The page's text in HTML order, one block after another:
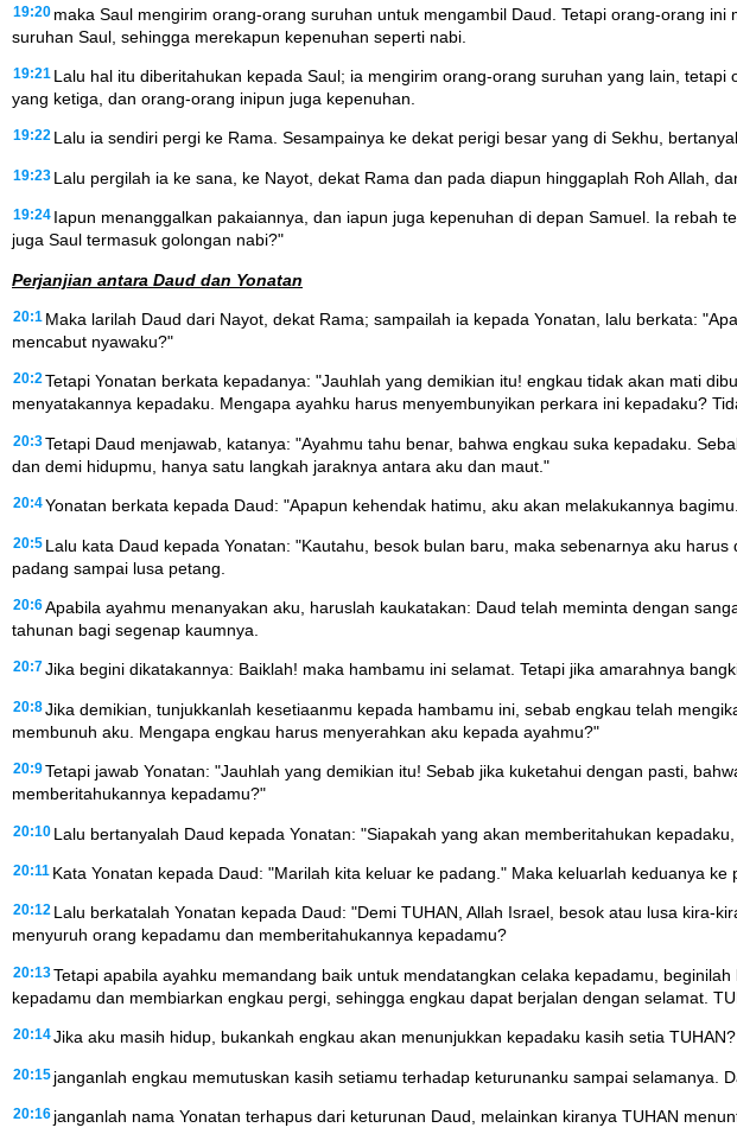
19:20 maka Saul mengirim orang-orang suruhan untuk mengambil Daud. Tetapi orang-orang
suruhan Saul, sehingga merekapun kepenuhan seperti nabi.
19:21 Lalu hal itu diberitahukan kepada Saul; ia mengirim orang-orang suruhan yang lain,
yang ketiga, dan orang-orang inipun juga kepenuhan.
19:22 Lalu ia sendiri pergi ke Rama. Sesampainya ke dekat perigi besar yang di Sekhu,
19:23 Lalu pergilah ia ke sana, ke Nayot, dekat Rama dan pada diapun hinggaplah Roh Allah,
19:24 Iapun menanggalkan pakaiannya, dan iapun juga kepenuhan di depan Samuel. Ia
juga Saul termasuk golongan nabi?"
Perjanjian antara Daud dan Yonatan
20:1 Maka larilah Daud dari Nayot, dekat Rama; sampailah ia kepada Yonatan, lalu berkata:
mencabut nyawaku?"
20:2Tetapi Yonatan berkata kepadanya: "Jauhlah yang demikian itu! engkau tidak akan mati
menyatakannya kepadaku. Mengapa ayahku harus menyembunyikan perkara ini kepadaku?
20:3Tetapi Daud menjawab, katanya: "Ayahmu tahu benar, bahwa engkau suka kepadaku.
dan demi hidupmu, hanya satu langkah jaraknya antara aku dan maut."
20:4Yonatan berkata kepada Daud: "Apapun kehendak hatimu, aku akan melakukannya
20:5 Lalu kata Daud kepada Yonatan: "Kautahu, besok bulan baru, maka sebenarnya aku
padang sampai lusa petang.
20:6Apabila ayahmu menanyakan aku, haruslah kaukatakan: Daud telah meminta dengan
tahunan bagi segenap kaumnya.
20:7 Jika begini dikatakannya: Baiklah! maka hambamu ini selamat. Tetapi jika amarahnya
20:8Jika demikian, tunjukkanlah kesetiaanmu kepada hambamu ini, sebab engkau telah
membunuh aku. Mengapa engkau harus menyerahkan aku kepada ayahmu?"
20:9Tetapi jawab Yonatan: "Jauhlah yang demikian itu! Sebab jika kuketahui dengan pasti,
memberitahukannya kepadamu?"
20:10 Lalu bertanyalah Daud kepada Yonatan: "Siapakah yang akan memberitahukan
20:11 Kata Yonatan kepada Daud: "Marilah kita keluar ke padang." Maka keluarlah keduanya ke
20:12 Lalu berkatalah Yonatan kepada Daud: "Demi TUHAN, Allah Israel, besok atau lusa kira-
menyuruh orang kepadamu dan memberitahukannya kepadamu?
20:13Tetapi apabila ayahku memandang baik untuk mendatangkan celaka kepadamu,
kepadamu dan membiarkan engkau pergi, sehingga engkau dapat berjalan dengan selamat.
20:14Jika aku masih hidup, bukankah engkau akan menunjukkan kepadaku kasih setia
20:15 janganlah engkau memutuskan kasih setiamu terhadap keturunanku sampai selamanya.
20:16 janganlah nama Yonatan terhapus dari keturunan Daud, melainkan kiranya TUHAN